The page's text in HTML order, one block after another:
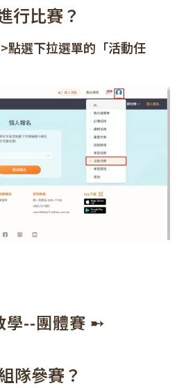
行比賽？
點選下拉選單的「活動任
學--團體賽 ➸
隊參賽？